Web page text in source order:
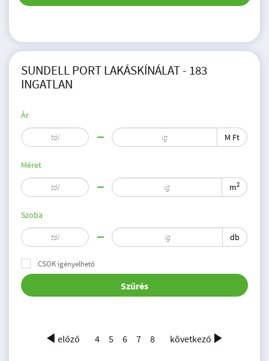
SUNDELL PORT LAKÁSKÍNÁLAT - 183
INGATLAN
Ár
M Ft
Méret
m2
Szoba
db
CSOK igényelhető
Szűrés
előző 4 5 6 7 8 következő